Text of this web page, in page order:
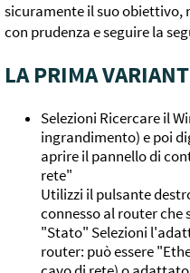
sicuramente il suo obiettivo,
con prudenza e seguire la
LA PRIMA
Selezioni Ricercare il
ingrandimento) e poi
aprire il pannello di
rete"
Utilizzi il pulsante
connesso al router che
"Stato" Selezioni
router: può essere